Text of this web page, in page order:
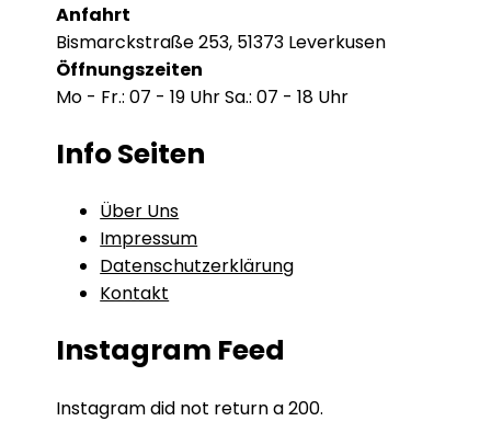
Anfahrt
Bismarckstraße 253, 51373 Leverkusen
Öffnungszeiten
Mo - Fr.: 07 - 19 Uhr Sa.: 07 - 18 Uhr
Info Seiten
Über Uns
Impressum
Datenschutzerklärung
Kontakt
Instagram Feed
Instagram did not return a 200.